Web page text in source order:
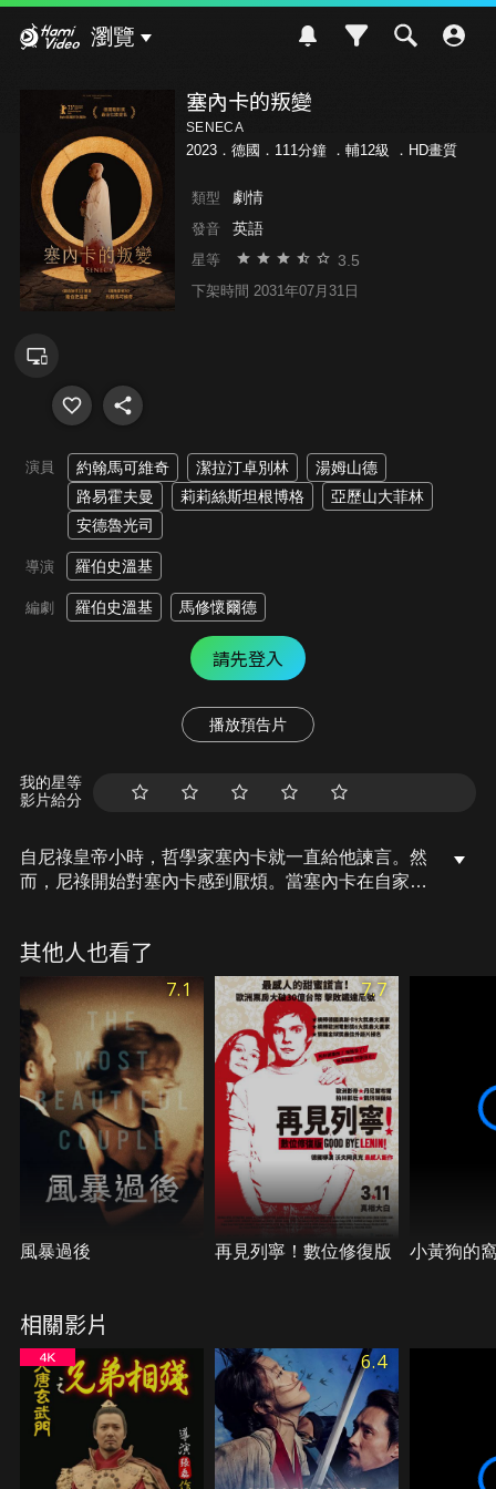
瀏覽
塞內卡的叛變
SENECA
2023．德國．111分鐘 ． 輔12級 ．HD畫質
類型 劇情
發音 英語
星等 3.5
下架時間 2031年07月31日
演員 約翰馬可維奇 潔拉汀卓別林
湯姆山德
路易霍夫曼
莉莉絲斯坦根博格
亞歷山大菲林
安德魯光司
導演 羅伯史溫基
編劇 羅伯史溫基 馬修懷爾德
請先登入
播放預告片
我的星等
影片給分
自尼祿皇帝小時，哲學家塞內卡就一直給他諫言。然
而，尼祿開始對塞內卡感到厭煩。當塞內卡在自家舉
述人生信念。這最後的夜晚成了他的考驗，他真實的
身分究竟為何？是機會主義者還是如他所說一位正直
的人呢？
其他人也看了
7.1
風暴過後
7.7
再見列寧！數位修復版 小黃狗的
相關影片
6.4